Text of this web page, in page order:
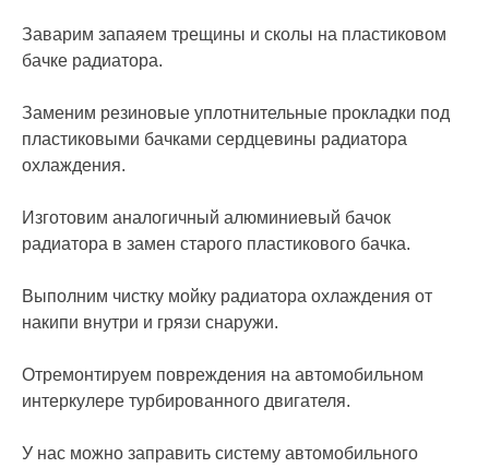
Заварим запаяем трещины и сколы на пластиковом
бачке радиатора.
Заменим резиновые уплотнительные прокладки под
пластиковыми бачками сердцевины радиатора
охлаждения.
Изготовим аналогичный алюминиевый бачок
радиатора в замен старого пластикового бачка.
Выполним чистку мойку радиатора охлаждения от
накипи внутри и грязи снаружи.
Отремонтируем повреждения на автомобильном
интеркулере турбированного двигателя.
У нас можно заправить систему автомобильного